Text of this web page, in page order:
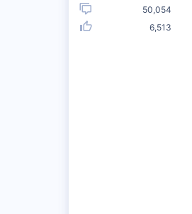
50,054
6,513